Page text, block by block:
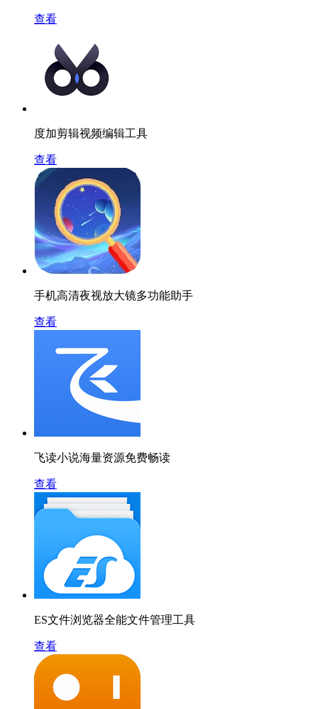
查看
度加剪辑视频编辑工具
查看
手机高清夜视放大镜多功能助手
查看
飞读小说海量资源免费畅读
查看
ES文件浏览器全能文件管理工具
查看